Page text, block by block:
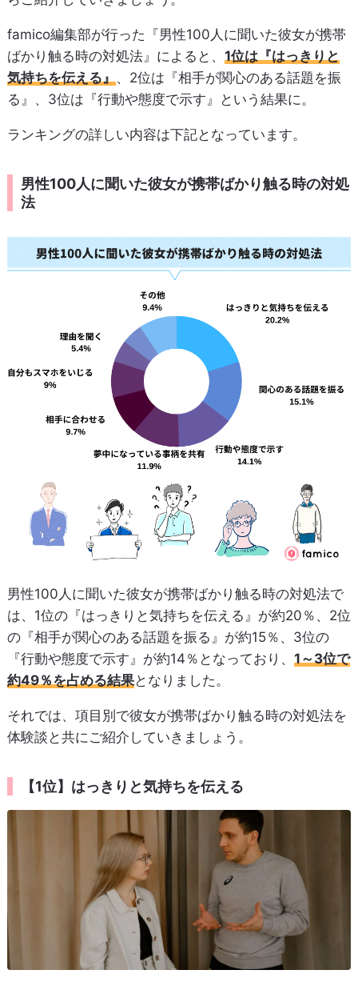
famico編集部が行った『男性100人に聞いた彼女が携帯
ばかり触る時の対処法』によると、 1位は『はっきりと
気持ちを伝える』 、2位は『相手が関心のある話題を振
る』、3位は『行動や態度で示す』という結果に。
ランキングの詳しい内容は下記となっています。
男性100人に聞いた彼女が携帯ばかり触る時の対処
法
男性100人に聞いた彼女が携帯ばかり触る時の対処法で
は、1位の『はっきりと気持ちを伝える』が約20％、2位
の『相手が関心のある話題を振る』が約15％、3位の
『行動や態度で示す』が約14％となっており、 1～3位で
約49％を占める結果となりました。
それでは、項目別で彼女が携帯ばかり触る時の対処法を
体験談と共にご紹介していきましょう。
【1位】はっきりと気持ちを伝える